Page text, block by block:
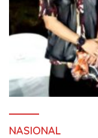
NASIONAL